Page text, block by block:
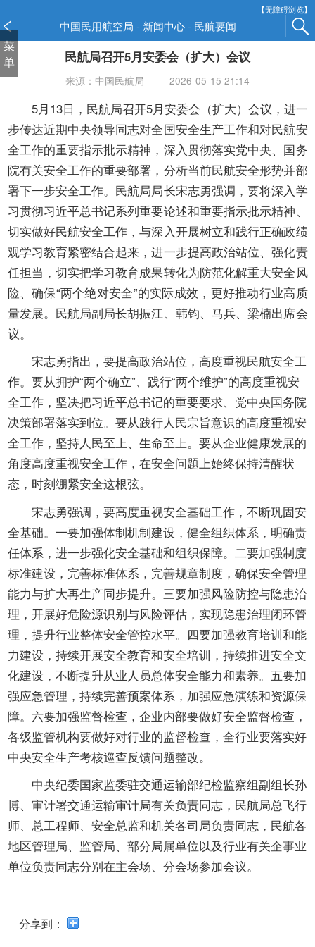
【无障碍浏览】
中国民用航空局 - 新闻中心 - 民航要闻
菜
单
民航局召开5月安委会（扩大）会议
来源：中国民航局 2026-05-15 21:14
5月13日，民航局召开5月安委会（扩大）会议，进一
步传达近期中央领导同志对全国安全生产工作和对民航安
全工作的重要指示批示精神，深入贯彻落实党中央、国务
院有关安全工作的重要部署，分析当前民航安全形势并部
署下一步安全工作。民航局局长宋志勇强调，要将深入学
习贯彻习近平总书记系列重要论述和重要指示批示精神、
切实做好民航安全工作，与深入开展树立和践行正确政绩
观学习教育紧密结合起来，进一步提高政治站位、强化责
任担当，切实把学习教育成果转化为防范化解重大安全风
险、确保“两个绝对安全”的实际成效，更好推动行业高质
量发展。民航局副局长胡振江、韩钧、马兵、梁楠出席会
议。
宋志勇指出，要提高政治站位，高度重视民航安全工
作。要从拥护“两个确立”、践行“两个维护”的高度重视安
全工作，坚决把习近平总书记的重要要求、党中央国务院
决策部署落实到位。要从践行人民宗旨意识的高度重视安
全工作，坚持人民至上、生命至上。要从企业健康发展的
角度高度重视安全工作，在安全问题上始终保持清醒状
态，时刻绷紧安全这根弦。
宋志勇强调，要高度重视安全基础工作，不断巩固安
全基础。一要加强体制机制建设，健全组织体系，明确责
任体系，进一步强化安全基础和组织保障。二要加强制度
标准建设，完善标准体系，完善规章制度，确保安全管理
能力与扩大再生产同步提升。三要加强风险防控与隐患治
理，开展好危险源识别与风险评估，实现隐患治理闭环管
理，提升行业整体安全管控水平。四要加强教育培训和能
力建设，持续开展安全教育和安全培训，持续推进安全文
化建设，不断提升从业人员总体安全能力和素养。五要加
强应急管理，持续完善预案体系，加强应急演练和资源保
障。六要加强监督检查，企业内部要做好安全监督检查，
各级监管机构要做好对行业的监督检查，全行业要落实好
中央安全生产考核巡查反馈问题整改。
中央纪委国家监委驻交通运输部纪检监察组副组长孙
博、审计署交通运输审计局有关负责同志，民航局总飞行
师、总工程师、安全总监和机关各司局负责同志，民航各
地区管理局、监管局、部分局属单位以及行业有关企事业
单位负责同志分别在主会场、分会场参加会议。
分享到：
窗
口
打
开
碍
说
明
页
面,
Alt
加
波
浪
键
打
开
导
式